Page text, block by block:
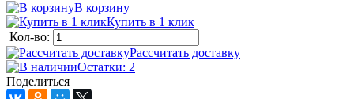
В корзину
Купить в 1 клик
Кол-во:
Рассчитать доставку
Остатки: 2
Поделиться